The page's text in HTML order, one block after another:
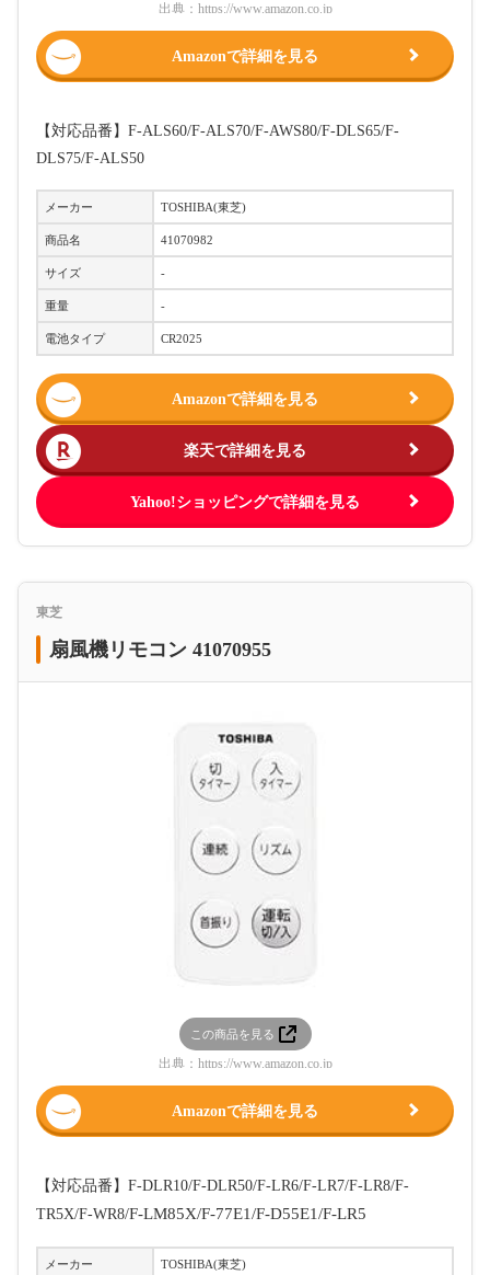
出典： https://www.amazon.co.jp
Amazonで詳細を見る
【対応品番】 F-ALS60/F-ALS70/F-AWS80/F-DLS65/F-
DLS75/F-ALS50
メーカー TOSHIBA(東芝)
商品名 41070982
サイズ -
重量 -
電池タイプ CR2025
Amazonで詳細を見る
楽天で詳細を見る
Yahoo!ショッピングで詳細を見る
東芝
扇風機リモコン 41070955
この商品を見る
出典： https://www.amazon.co.jp
Amazonで詳細を見る
【対応品番】 F-DLR10/F-DLR50/F-LR6/F-LR7/F-LR8/F-
TR5X/F-WR8/F-LM85X/F-77E1/F-D55E1/F-LR5
メーカー TOSHIBA(東芝)